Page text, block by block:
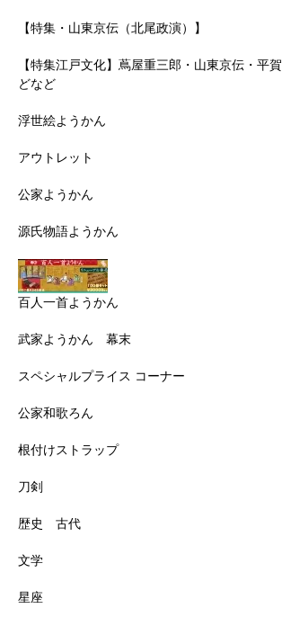
【特集・山東京伝（北尾政演）】
【特集江戸文化】蔦屋重三郎・山東京伝・平
どなど
浮世絵ようかん
アウトレット
公家ようかん
源氏物語ようかん
百人一首ようかん
武家ようかん 幕末
スペシャルプライス コーナー
公家和歌ろん
根付けストラップ
刀剣
歴史 古代
文学
星座